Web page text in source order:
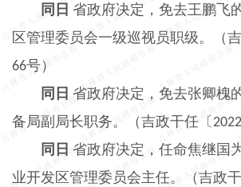
同日 省政府决定，免去王鹏飞
区管理委员会一级巡视员职级。（
66号）
同日 省政府决定，免去张卿槐
备局副局长职务。（吉政干任〔2022
同日 省政府决定，任命焦继国
业开发区管理委员会主任。（吉政